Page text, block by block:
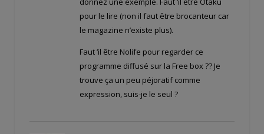
pour le lire (non il faut être brocanteur car
le magazine n’existe plus).
Faut ‘il être Nolife pour regarder ce
programme diffusé sur la Free box ?? Je
trouve ça un peu péjoratif comme
expression, suis-je le seul ?